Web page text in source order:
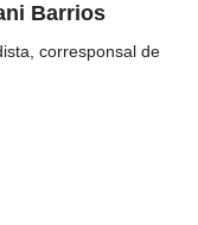
Barrios
corresponsal de